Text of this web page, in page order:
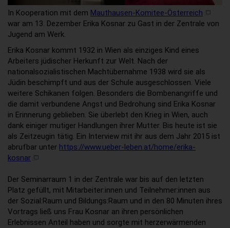
In Kooperation mit dem Mauthausen-Komitee-Österreich
war am 13. Dezember Erika Kosnar zu Gast in der Zentrale von
Jugend am Werk.
Erika Kosnar kommt 1932 in Wien als einziges Kind eines
Arbeiters jüdischer Herkunft zur Welt. Nach der
nationalsozialistischen Machtübernahme 1938 wird sie als
Jüdin beschimpft und aus der Schule ausgeschlossen. Viele
weitere Schikanen folgen. Besonders die Bombenangriffe und
die damit verbundene Angst und Bedrohung sind Erika Kosnar
in Erinnerung geblieben. Sie überlebt den Krieg in Wien, auch
dank einiger mutiger Handlungen ihrer Mutter. Bis heute ist sie
als Zeitzeugin tätig. Ein Interview mit ihr aus dem Jahr 2015 ist
abrufbar unter https://www.ueber-leben.at/home/erika-
kosnar
Der Seminarraum 1 in der Zentrale war bis auf den letzten
Platz gefüllt, mit Mitarbeiter:innen und Teilnehmer:innen aus
der Sozial:Raum und Bildungs:Raum und in den 80 Minuten ihres
Vortrags ließ uns Frau Kosnar an ihren persönlichen
Erlebnissen Anteil haben und sorgte mit herzerwärmenden